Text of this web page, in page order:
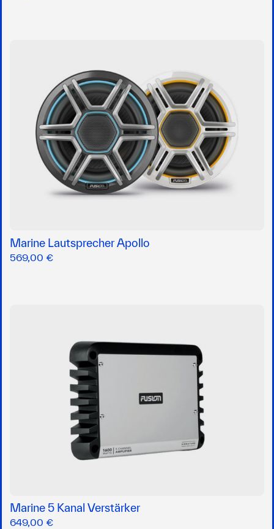
Marine Lautsprecher Apollo
569,00 €
Marine 5 Kanal Verstärker
649,00 €